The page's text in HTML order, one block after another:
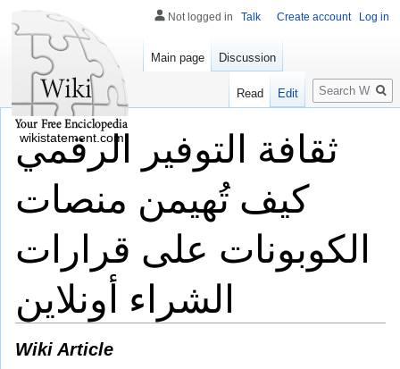
ثقافة التوفير الرقمي
كيف تُهيمن منصات
الكوبونات على قرارات
الشراء أونلاين
Wiki Article
Not logged in Talk Create account Log in
Main page Discussion
Read Edit
Search
wikistatement.com